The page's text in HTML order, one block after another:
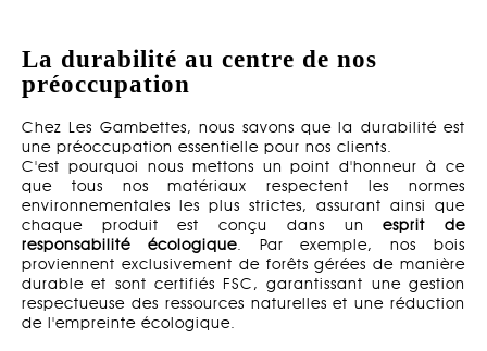
La durabilité au centre de nos
préoccupation
Chez Les Gambettes, nous savons que la durabilité est
une préoccupation essentielle pour nos clients.
C'est pourquoi nous mettons un point d'honneur à ce
que tous nos matériaux respectent les normes
environnementales les plus strictes, assurant ainsi que
chaque produit est conçu dans unesprit de
responsabilité écologique. Par exemple, nos bois
proviennent exclusivement de forêts gérées de manière
durable et sont certifiés FSC, garantissant une gestion
respectueuse des ressources naturelles et une réduction
de l'empreinte écologique.